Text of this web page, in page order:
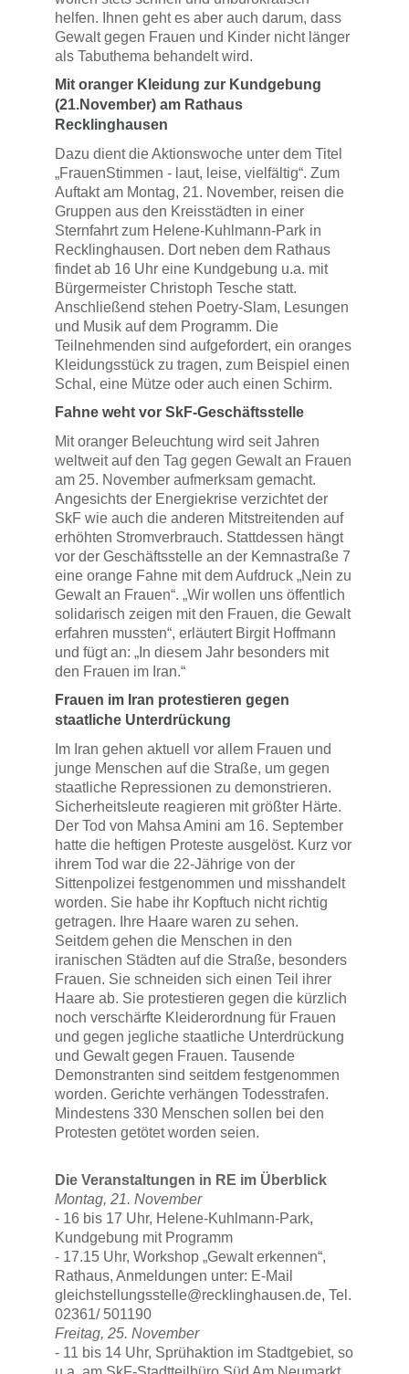
helfen. Ihnen geht es aber auch darum, dass
Gewalt gegen Frauen und Kinder nicht länger
als Tabuthema behandelt wird.
Mit oranger Kleidung zur Kundgebung
(21.November) am Rathaus
Recklinghausen
Dazu dient die Aktionswoche unter dem Titel
„FrauenStimmen - laut, leise, vielfältig“. Zum
Auftakt am Montag, 21. November, reisen die
Gruppen aus den Kreisstädten in einer
Sternfahrt zum Helene-Kuhlmann-Park in
Recklinghausen. Dort neben dem Rathaus
findet ab 16 Uhr eine Kundgebung u.a. mit
Bürgermeister Christoph Tesche statt.
Anschließend stehen Poetry-Slam, Lesungen
und Musik auf dem Programm. Die
Teilnehmenden sind aufgefordert, ein oranges
Kleidungsstück zu tragen, zum Beispiel einen
Schal, eine Mütze oder auch einen Schirm.
Fahne weht vor SkF-Geschäftsstelle
Mit oranger Beleuchtung wird seit Jahren
weltweit auf den Tag gegen Gewalt an Frauen
am 25. November aufmerksam gemacht.
Angesichts der Energiekrise verzichtet der
SkF wie auch die anderen Mitstreitenden auf
erhöhten Stromverbrauch. Stattdessen hängt
vor der Geschäftsstelle an der Kemnastraße 7
eine orange Fahne mit dem Aufdruck „Nein zu
Gewalt an Frauen“. „Wir wollen uns öffentlich
solidarisch zeigen mit den Frauen, die Gewalt
erfahren mussten“, erläutert Birgit Hoffmann
und fügt an: „In diesem Jahr besonders mit
den Frauen im Iran.“
Frauen im Iran protestieren gegen
staatliche Unterdrückung
Im Iran gehen aktuell vor allem Frauen und
junge Menschen auf die Straße, um gegen
staatliche Repressionen zu demonstrieren.
Sicherheitsleute reagieren mit größter Härte.
Der Tod von Mahsa Amini am 16. September
hatte die heftigen Proteste ausgelöst. Kurz vor
ihrem Tod war die 22-Jährige von der
Sittenpolizei festgenommen und misshandelt
worden. Sie habe ihr Kopftuch nicht richtig
getragen. Ihre Haare waren zu sehen.
Seitdem gehen die Menschen in den
iranischen Städten auf die Straße, besonders
Frauen. Sie schneiden sich einen Teil ihrer
Haare ab. Sie protestieren gegen die kürzlich
noch verschärfte Kleiderordnung für Frauen
und gegen jegliche staatliche Unterdrückung
und Gewalt gegen Frauen. Tausende
Demonstranten sind seitdem festgenommen
worden. Gerichte verhängen Todesstrafen.
Mindestens 330 Menschen sollen bei den
Protesten getötet worden seien.
Die Veranstaltungen in RE im Überblick
Montag, 21. November
- 16 bis 17 Uhr, Helene-Kuhlmann-Park,
Kundgebung mit Programm
- 17.15 Uhr, Workshop „Gewalt erkennen“,
Rathaus, Anmeldungen unter: E-Mail
gleichstellungsstelle@recklinghausen.de, Tel.
02361/ 501190
Freitag, 25. November
- 11 bis 14 Uhr, Sprühaktion im Stadtgebiet, so